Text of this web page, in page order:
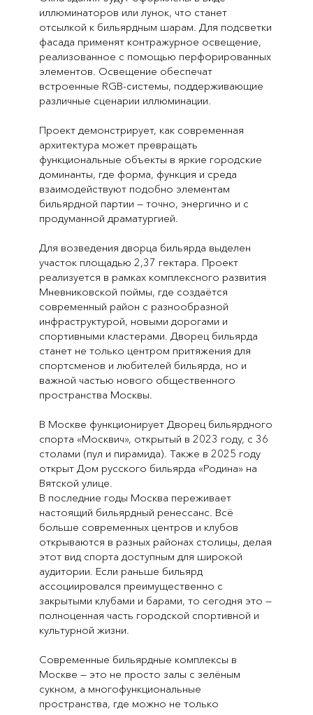
иллюминаторов или лунок, что станет
отсылкой к бильярдным шарам. Для подсветки
фасада применят контражурное освещение,
реализованное с помощью перфорированных
элементов. Освещение обеспечат
встроенные RGB-системы, поддерживающие
различные сценарии иллюминации.
Проект демонстрирует, как современная
архитектура может превращать
функциональные объекты в яркие городские
доминанты, где форма, функция и среда
взаимодействуют подобно элементам
бильярдной партии — точно, энергично и с
продуманной драматургией.
Для возведения дворца бильярда выделен
участок площадью 2,37 гектара. Проект
реализуется в рамках комплексного развития
Мневниковской поймы, где создаётся
современный район с разнообразной
инфраструктурой, новыми дорогами и
спортивными кластерами. Дворец бильярда
станет не только центром притяжения для
спортсменов и любителей бильярда, но и
важной частью нового общественного
пространства Москвы.
В Москве функционирует Дворец бильярдного
спорта «Москвич», открытый в 2023 году, с 36
столами (пул и пирамида). Также в 2025 году
открыт Дом русского бильярда «Родина» на
Вятской улице.
В последние годы Москва переживает
настоящий бильярдный ренессанс. Всё
больше современных центров и клубов
открываются в разных районах столицы, делая
этот вид спорта доступным для широкой
аудитории. Если раньше бильярд
ассоциировался преимущественно с
закрытыми клубами и барами, то сегодня это —
полноценная часть городской спортивной и
культурной жизни.
Современные бильярдные комплексы в
Москве — это не просто залы с зелёным
сукном, а многофункциональные
пространства, где можно не только